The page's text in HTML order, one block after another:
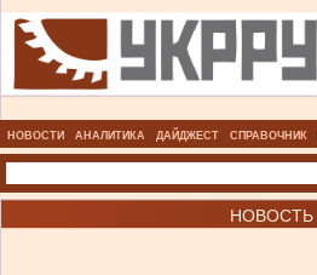
НОВОСТИ АНАЛИТИКА ДАЙДЖЕСТ СПРАВОЧНИК
НОВОСТЬ